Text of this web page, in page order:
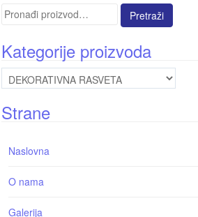
Pretraga
Kategorije proizvoda
Strane
Naslovna
O nama
Galerija